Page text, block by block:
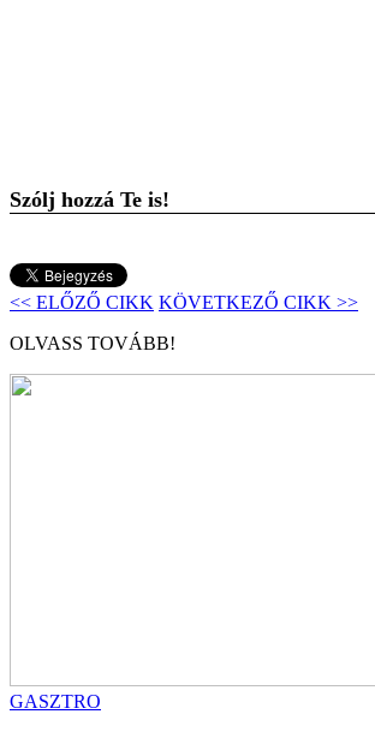
Szólj hozzá Te is!
<< ELŐZŐ CIKK KÖVETKEZŐ CIKK >>
OLVASS TOVÁBB!
GASZTRO